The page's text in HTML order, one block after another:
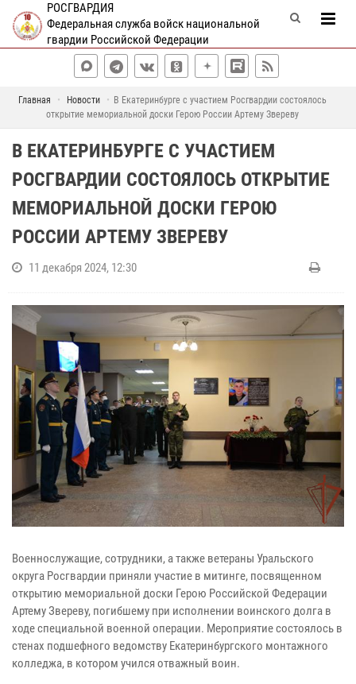
РОСГВАРДИЯ
Федеральная служба войск национальной
гвардии Российской Федерации
Главная Новости
В Екатеринбурге с участием Росгвардии состоялось
открытие мемориальной доски Герою России Артему Звереву
В ЕКАТЕРИНБУРГЕ С УЧАСТИЕМ
РОСГВАРДИИ СОСТОЯЛОСЬ ОТКРЫТИЕ
МЕМОРИАЛЬНОЙ ДОСКИ ГЕРОЮ
РОССИИ АРТЕМУ ЗВЕРЕВУ
11 декабря 2024, 12:30
Военнослужащие, сотрудники, а также ветераны Уральского
округа Росгвардии приняли участие в митинге, посвященном
открытию мемориальной доски Герою Российской Федерации
Артему Звереву, погибшему при исполнении воинского долга в
ходе специальной военной операции. Мероприятие состоялось в
стенах подшефного ведомству Екатеринбургского монтажного
колледжа, в котором учился отважный воин.